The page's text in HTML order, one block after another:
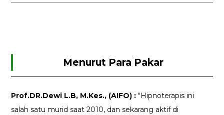
Menurut Para Pakar
Prof.DR.Dewi L.B, M.Kes., (AIFO) :"Hipnoterapis ini
salah satu murid saat 2010, dan sekarang aktif di